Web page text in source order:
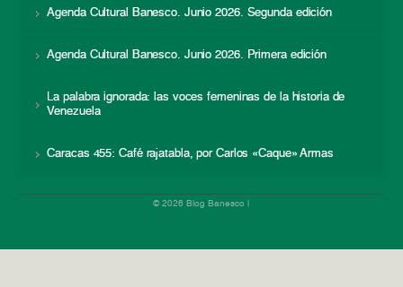
Agenda Cultural Banesco. Junio 2026. Segunda edición
Agenda Cultural Banesco. Junio 2026. Primera edición
La palabra ignorada: las voces femeninas de la historia de
Venezuela
Caracas 455: Café rajatabla, por Carlos «Caque» Armas
© 2026 Blog Banesco |